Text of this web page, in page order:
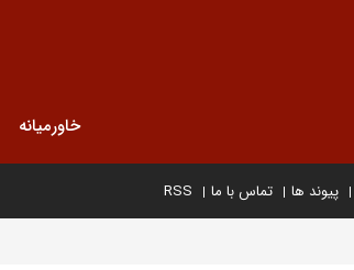
خاورمیانه
پیوند ها تماس با ما RSS